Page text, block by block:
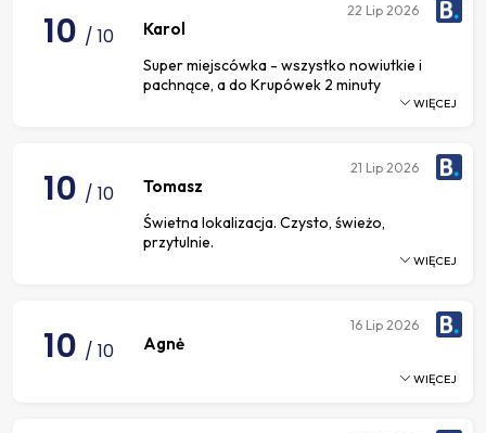
10 / 10 Karol
Super miejscówka - wszystko nowiutkie i
pachnące, a do Krupówek 2 minuty
22 Lip 2026
WIĘCEJ
10 / 10 Tomasz
Świetna lokalizacja. Czysto, świeżo,
przytulnie.
21 Lip 2026
WIĘCEJ
10 / 10 Agnė
16 Lip 2026
WIĘCEJ